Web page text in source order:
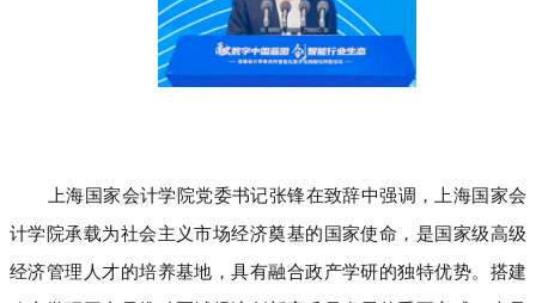
上海国家会计学院党委书记张锋在致辞中强调，上海国家会
计学院承载为社会主义市场经济奠基的国家使命，是国家级高级
经济管理人才的培养基地，具有融合政产学研的独特优势。搭建